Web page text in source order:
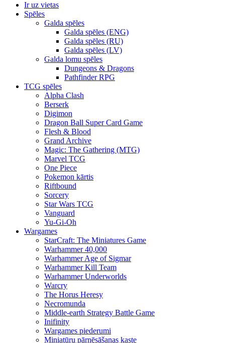
Ir uz vietas
Spēles
Galda spēles
Galda spēles (ENG)
Galda spēles (RU)
Galda spēles (LV)
Galda lomu spēles
Dungeons & Dragons
Pathfinder RPG
TCG spēles
Alpha Clash
Berserk
Digimon
Dragon Ball Super Card Game
Flesh & Blood
Grand Archive
Magic: The Gathering (MTG)
Marvel TCG
One Piece
Pokemon kārtis
Riftbound
Sorcery
Star Wars TCG
Vanguard
Yu-Gi-Oh
Wargames
StarCraft: The Miniatures Game
Warhammer 40,000
Warhammer Age of Sigmar
Warhammer Kill Team
Warhammer Underworlds
Warcry
The Horus Heresy
Necromunda
Middle-earth Strategy Battle Game
Inifinity
Wargames piederumi
Miniatūru pārnēsāšanas kaste